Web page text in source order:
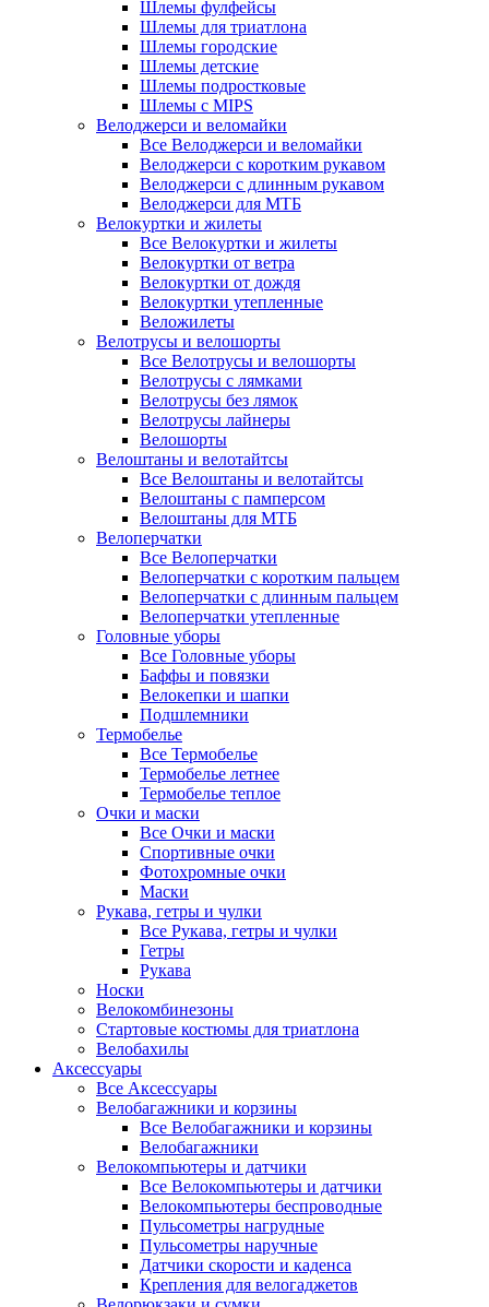
Шлемы фулфейсы
Шлемы для триатлона
Шлемы городские
Шлемы детские
Шлемы подростковые
Шлемы с MIPS
Велоджерси и веломайки
Все Велоджерси и веломайки
Велоджерси с коротким рукавом
Велоджерси с длинным рукавом
Велоджерси для МТБ
Велокуртки и жилеты
Все Велокуртки и жилеты
Велокуртки от ветра
Велокуртки от дождя
Велокуртки утепленные
Веложилеты
Велотрусы и велошорты
Все Велотрусы и велошорты
Велотрусы с лямками
Велотрусы без лямок
Велотрусы лайнеры
Велошорты
Велоштаны и велотайтсы
Все Велоштаны и велотайтсы
Велоштаны с памперсом
Велоштаны для МТБ
Велоперчатки
Все Велоперчатки
Велоперчатки с коротким пальцем
Велоперчатки с длинным пальцем
Велоперчатки утепленные
Головные уборы
Все Головные уборы
Баффы и повязки
Велокепки и шапки
Подшлемники
Термобелье
Все Термобелье
Термобелье летнее
Термобелье теплое
Очки и маски
Все Очки и маски
Спортивные очки
Фотохромные очки
Маски
Рукава, гетры и чулки
Все Рукава, гетры и чулки
Гетры
Рукава
Носки
Велокомбинезоны
Стартовые костюмы для триатлона
Велобахилы
Аксессуары
Все Аксессуары
Велобагажники и корзины
Все Велобагажники и корзины
Велобагажники
Велокомпьютеры и датчики
Все Велокомпьютеры и датчики
Велокомпьютеры беспроводные
Пульсометры нагрудные
Пульсометры наручные
Датчики скорости и каденса
Крепления для велогаджетов